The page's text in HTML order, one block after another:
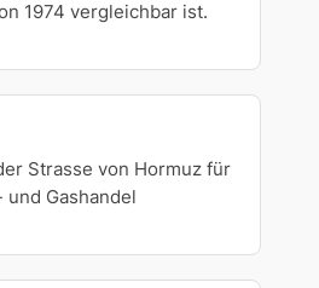
1974 vergleichbar ist.
Strasse von Hormuz für
Gashandel